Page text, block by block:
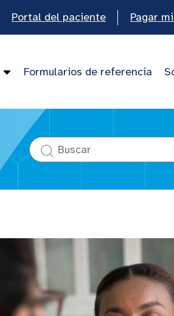
Portal del paciente Pagar
Formularios de referencia